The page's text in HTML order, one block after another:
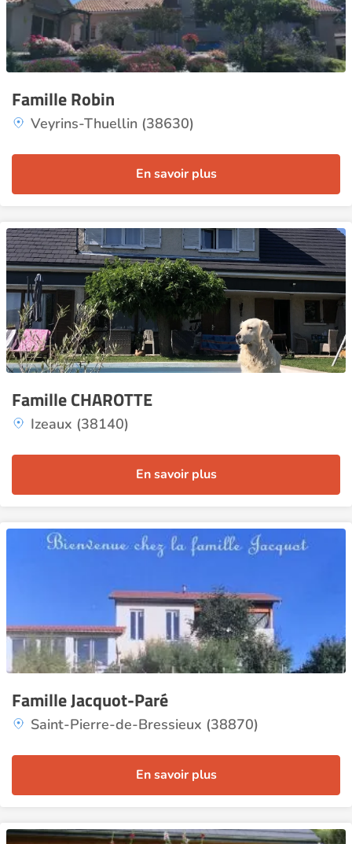
Famille Robin
Veyrins-Thuellin (38630)
En savoir plus
Famille CHAROTTE
Izeaux (38140)
En savoir plus
Famille Jacquot-Paré
Saint-Pierre-de-Bressieux (38870)
En savoir plus